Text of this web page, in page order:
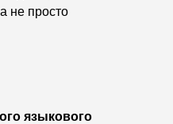
не просто
языкового